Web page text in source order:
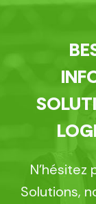
N’hésitez
Solutions,